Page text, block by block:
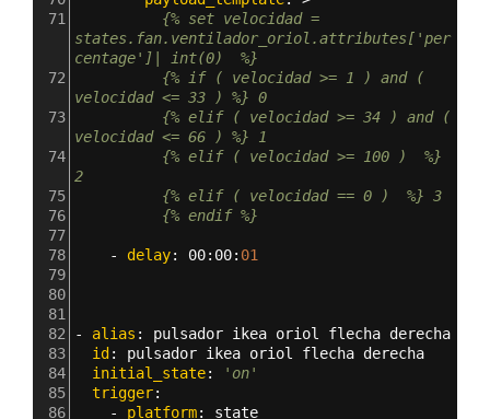
71
{% set velocidad =
states.fan.ventilador_oriol.attributes['per
centage']| int(0)  %}
72
{% if ( velocidad >= 1 ) and (
velocidad <= 33 ) %} 0
73
{% elif ( velocidad >= 34 ) and (
velocidad <= 66 ) %} 1
74
{% elif ( velocidad >= 100 )  %}
2
75
{% elif ( velocidad == 0 )  %} 3
76
77
78
- delay: 00: 00: 01
79
80
81
82
- alias : pulsador ikea oriol flecha derecha
83
  id
: pulsador ikea oriol flecha derecha
84
  initial_state
:
'on'
85
  trigger
:
86
- platform: state